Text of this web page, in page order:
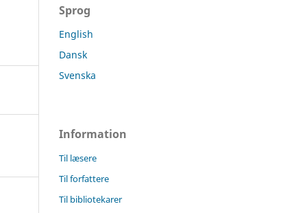
Sprog
English
Dansk
Svenska
Information
Til læsere
Til forfattere
Til bibliotekarer